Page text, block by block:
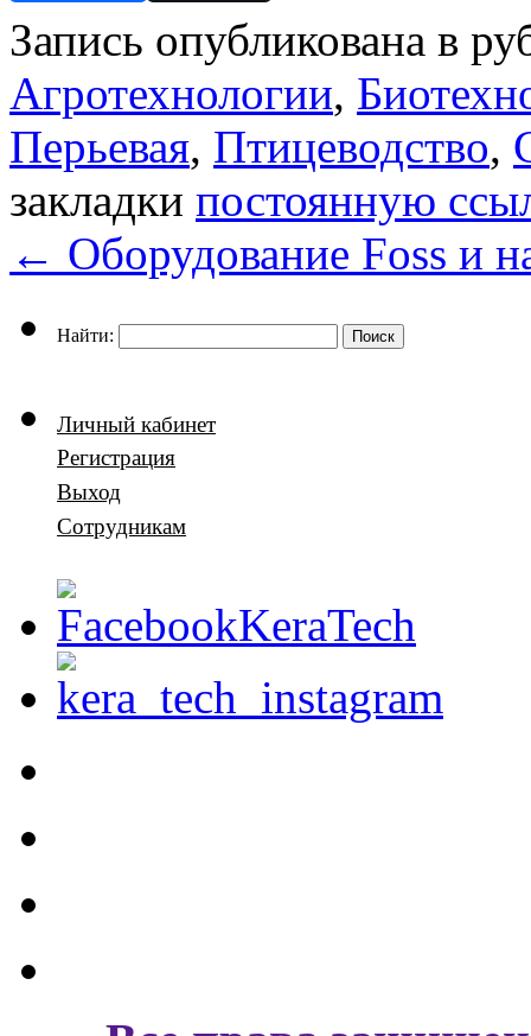
Запись опубликована в
Агротехнологии,
Перьевая, Птицеводство,
закладки постоянную
← Оборудование Foss и
Найти:
Личный кабинет
Регистрация
Выход
Сотрудникам